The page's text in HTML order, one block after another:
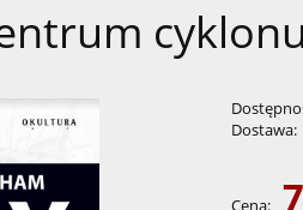
cyklonu
Dostawa:
Cena: